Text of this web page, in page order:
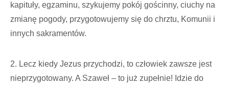
kapituły, egzaminu, szykujemy pokój gościnny, ciuchy na
zmianę pogody, przygotowujemy się do chrztu, Komunii i
innych sakramentów.
2. Lecz kiedy Jezus przychodzi, to człowiek zawsze jest
nieprzygotowany. A Szaweł – to już zupełnie! Idzie do